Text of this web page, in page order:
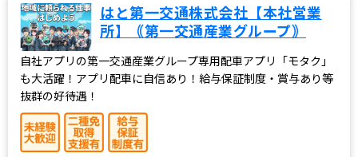
はと第一交通株式会社【本社営業
所】｟第一交通産業グループ｠
自社アプリの第一交通産業グループ専用配車アプリ「モタク」
も大活躍！アプリ配車に自信あり！給与保証制度・賞与あり等
抜群の好待遇！